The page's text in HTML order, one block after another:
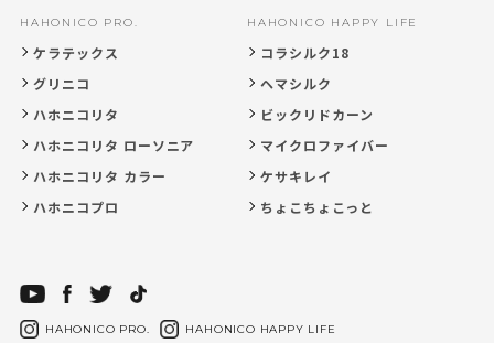
HAHONICO PRO.
ケラテックス
グリニコ
ハホニコリタ
ハホニコリタ ローソニア
ハホニコリタ カラー
ハホニコプロ
HAHONICO HAPPY LIFE
コラシルク18
ヘマシルク
ビックリドカーン
マイクロファイバー
ケサキレイ
ちょこちょこっと
HAHONICO PRO. HAHONICO HAPPY LIFE